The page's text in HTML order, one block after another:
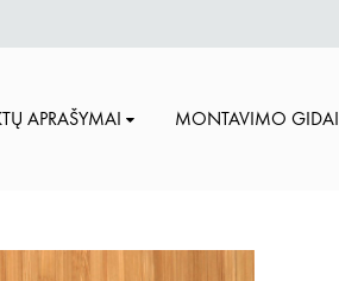
APRAŠYMAI MONTAVIMO GIDAI